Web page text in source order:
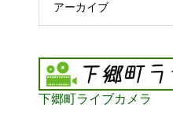
アーカイブ
下郷町ライブカメラ